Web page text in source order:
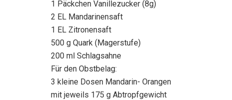
1 Päckchen Vanillezucker (8g)
2 EL Mandarinensaft
1 EL Zitronensaft
500 g Quark (Magerstufe)
200 ml Schlagsahne
Für den Obstbelag:
3 kleine Dosen Mandarin- Orangen
mit jeweils 175 g Abtropfgewicht